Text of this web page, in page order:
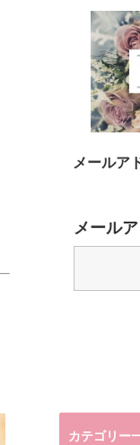
メールア
メール
カテゴリー